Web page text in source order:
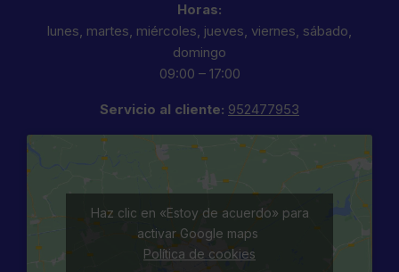
Horas:
lunes, martes, miércoles, jueves, viernes, sábado,
domingo
09:00 – 17:00
Servicio al cliente: 952477953
Haz clic en «Estoy de acuerdo» para
activar Google maps
Política de cookies